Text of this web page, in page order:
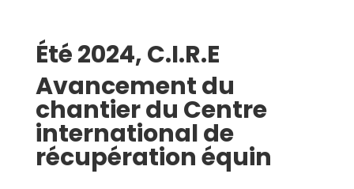
Été 2024,C.I.R.E
Avancement du
chantier du Centre
international de
récupération équin